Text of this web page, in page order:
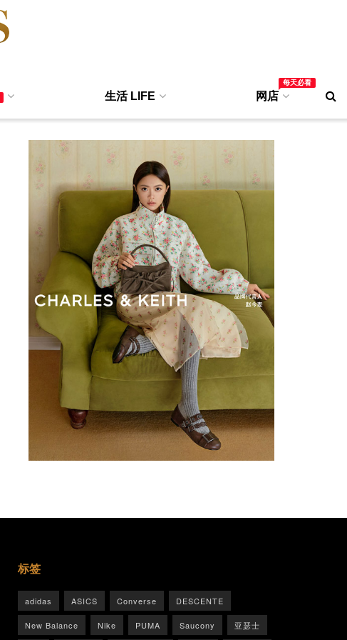
生活 LIFE 网店
每天必看
标签
adidas ASICS Converse DESCENTE
New Balance Nike PUMA Saucony 亚瑟士